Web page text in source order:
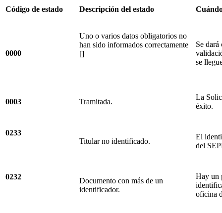
Código de estado Descripción del estado
0000
Uno o varios datos obligatorios no
han sido informados correctamente
[]
Se dará
se
0003 Tramitada.
La
éxito.
0233
Titular no identificado.
El
del
0232
Documento con más de un
identificador.
Hay un
oficina